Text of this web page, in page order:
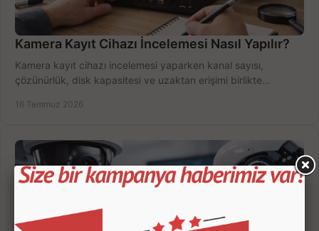
Kamera Kayıt Cihazı İncelemesi Nasıl Yapılır?
Kamera kayıt cihazı incelemesi yaparken kanal sayısı,
çözünürlük, disk kapasitesi ve uzaktan erişimi birlikte
16 Temmuz 2026